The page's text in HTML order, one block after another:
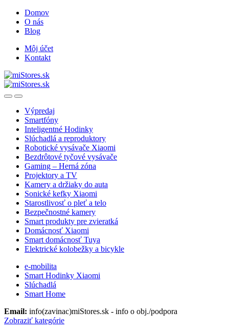
Skip
navigation
Skip
content
Domov
O nás
Blog
Môj účet
Kontakt
OpenClose
Výpredaj
Smartfóny
Inteligentné Hodinky
Slúchadlá a reproduktory
Robotické vysávače Xiaomi
Bezdrôtové tyčové vysávače
Gaming – Herná zóna
Projektory a TV
Kamery a držiaky do auta
Sonické kefky Xiaomi
Starostlivosť o pleť a telo
Bezpečnostné kamery
Smart produkty pre zvieratká
Domácnosť Xiaomi
Smart domácnosť Tuya
Elektrické kolobežky a bicykle
e-mobilita
Smart Hodinky Xiaomi
Slúchadlá
Smart Home
Email: info(zavinac)miStores.sk - info o obj./podpora
Zobraziť kategórie